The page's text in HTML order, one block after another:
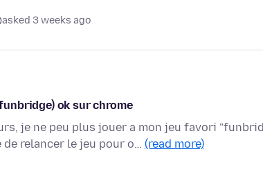
asked 3 weeks ago
ok sur chrome
je ne peu plus jouer a mon jeu favori
relancer le jeu pour o… (read more)